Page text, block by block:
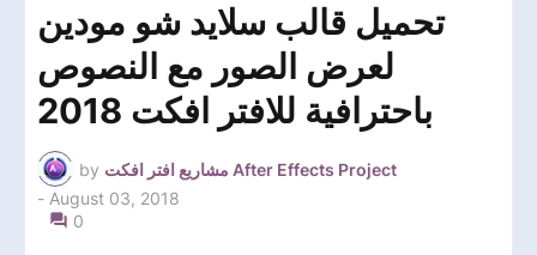
تحميل قالب سلايد شو مودين
لعرض الصور مع النصوص
باحترافية للافتر افكت 2018
by
مشاريع افتر افكت After Effects Project
- August 03, 2018
0